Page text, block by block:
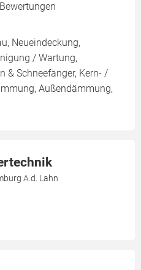
Neueindeckung,
/ Wartung,
& Schneefänger, Kern- /
Außendämmung,
A.d. Lahn